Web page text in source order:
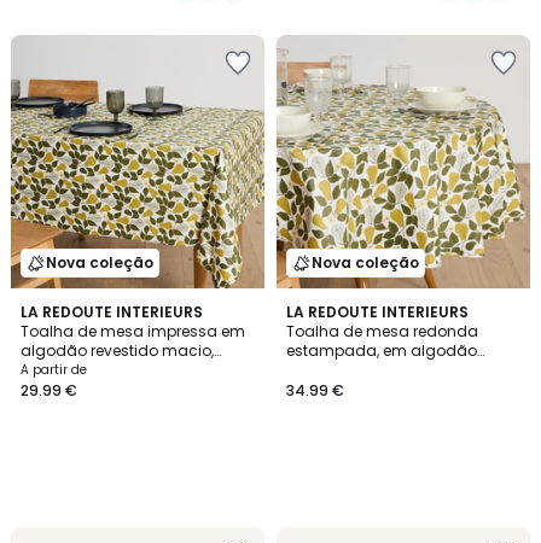
Nova coleção
LA REDOUTE INTERIEURS
Toalha de mesa impressa em
algodão revestido macio,
VINTAGE PEAR
A partir de
29.99 €
Nova coleção
LA REDOUTE INTERIEURS
Toalha de mesa redonda
estampada, em algodão
34.99 €